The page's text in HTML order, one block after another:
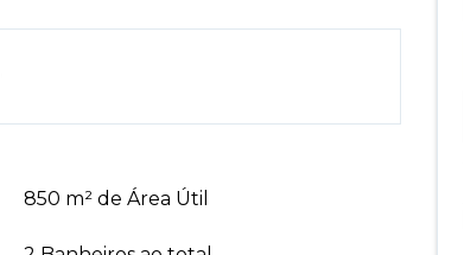
850 m² de Área Útil